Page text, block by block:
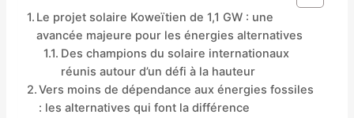
Le projet solaire Koweïtien de 1,1 GW : une
avancée majeure pour les énergies alternatives
Des champions du solaire internationaux
réunis autour d’un défi à la hauteur
Vers moins de dépendance aux énergies fossiles
: les alternatives qui font la différence